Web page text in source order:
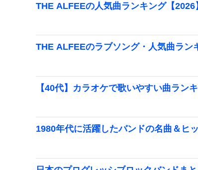
THE ALFEEの人気曲ランキング【2026
THE ALFEEのラブソング・人気曲ラン
【40代】カラオケで歌いやすい曲ラン
1980年代に活躍したバンドの名曲＆ヒ